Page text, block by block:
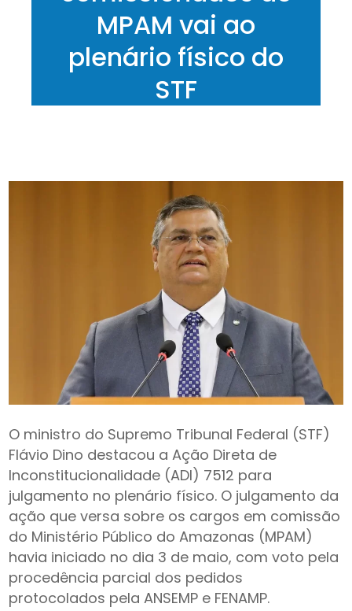
MPAM vai ao
plenário físico do
STF
O ministro do Supremo Tribunal Federal (STF)
Flávio Dino destacou a Ação Direta de
Inconstitucionalidade (ADI) 7512 para
julgamento no plenário físico. O julgamento da
ação que versa sobre os cargos em comissão
do Ministério Público do Amazonas (MPAM)
havia iniciado no dia 3 de maio, com voto pela
procedência parcial dos pedidos
protocolados pela ANSEMP e FENAMP.